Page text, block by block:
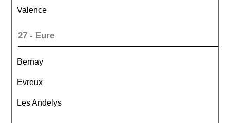
Valence
27 - Eure
Bernay
Evreux
Les Andelys